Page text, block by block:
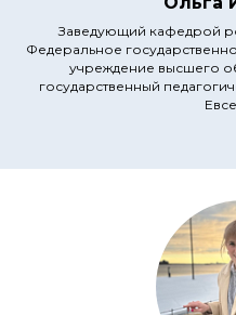
Заведующий кафедрой
Федеральное
учреждение высшего
государственный